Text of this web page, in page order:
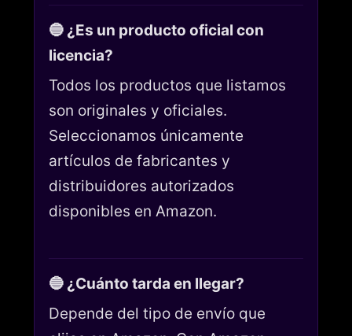
🔵 ¿Es un producto oficial con
licencia?
Todos los productos que listamos
son originales y oficiales.
Seleccionamos únicamente
artículos de fabricantes y
distribuidores autorizados
disponibles en Amazon.
🔵 ¿Cuánto tarda en llegar?
Depende del tipo de envío que